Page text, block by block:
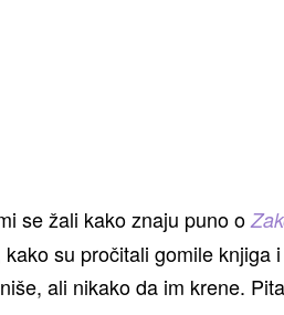
se žali kako znaju puno o
su pročitali gomile knjiga
ali nikako da im krene.